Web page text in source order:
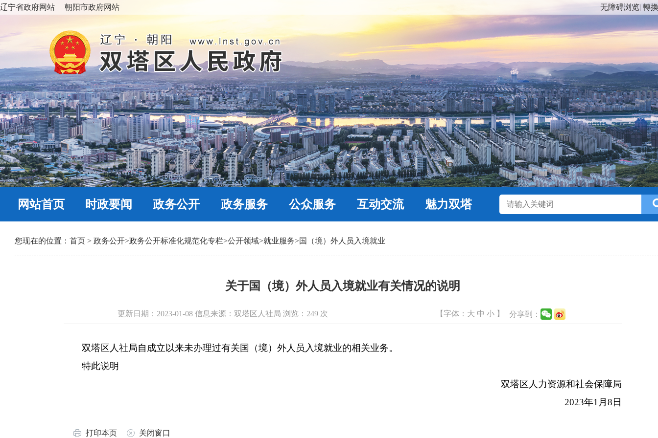
辽宁省政府网站 朝阳市政府网站 无障碍浏览| 轉
网站首页 时政要闻 政务公开 政务服务 公众服务 互动交流 魅力双塔
您现在的位置： 首页 > 政务公开>政务公开标准化规范化专栏>公开领域>就业服务>国（境）外人员入境就业
关于国（境）外人员入境就业有关情况的说明
更新日期：2023-01-08 信息来源：双塔区人社局 浏览： 249 次 【字体： 大 中 小 】 分享到：
双塔区人社局自成立以来未办理过有关国（境）外人员入境就业的相关业务。
特此说明
双塔区人力资源和社会保障局
2023年1月8日
打印本页 关闭窗口